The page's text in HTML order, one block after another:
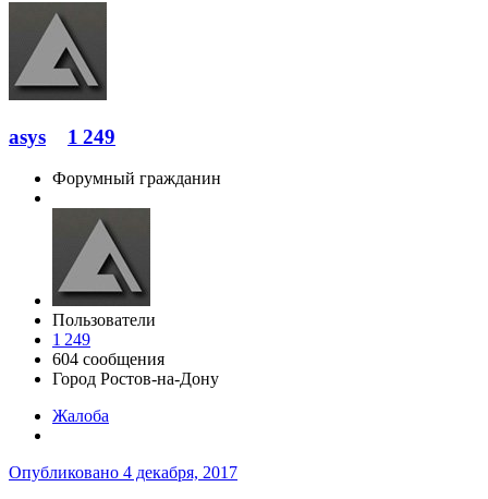
asys 1 249
Форумный гражданин
Пользователи
1 249
604 сообщения
Город Ростов-на-Дону
Жалоба
Опубликовано 4 декабря, 2017